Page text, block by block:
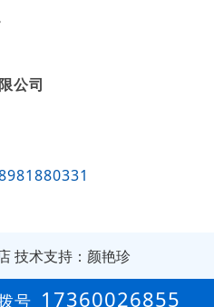
公司
技术支持：颜艳珍
2年
号 17360026855